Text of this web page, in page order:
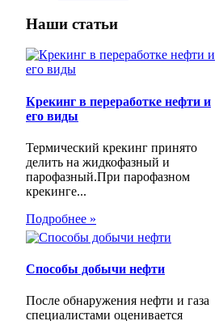
Наши статьи
Крекинг в переработке нефти и
его виды
Термический крекинг принято
делить на жидкофазный и
парофазный.При парофазном
крекинге...
Подробнее »
Способы добычи нефти
После обнаружения нефти и газа
специалистами оценивается